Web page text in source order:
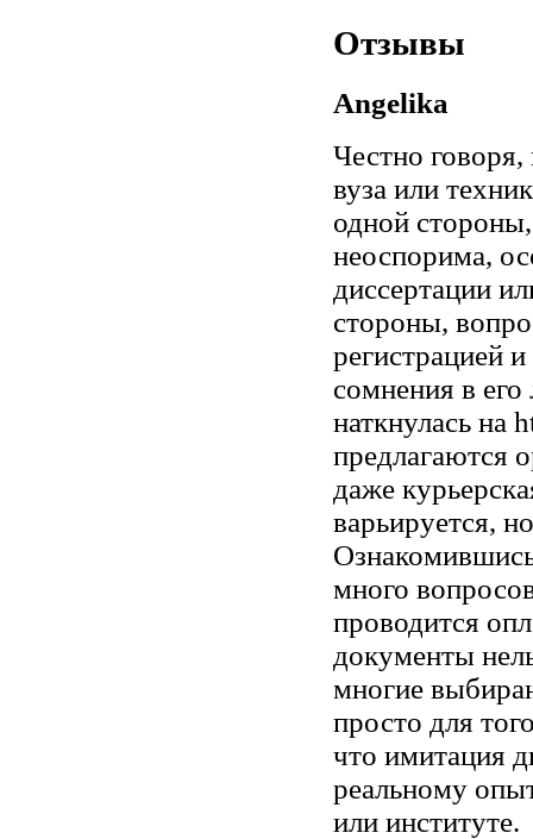
Отзывы
Angelika
Честно
вуза или
одной
неоспорима,
диссертации
стороны,
регистрацией
сомнения в его
наткнулась на
предлагаются
даже
варьируется,
много
проводится
документы
многие
просто для
что имитация
реальному
или институте.